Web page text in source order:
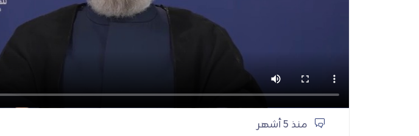
منذ 5 أشهر
كلمات الامين العام